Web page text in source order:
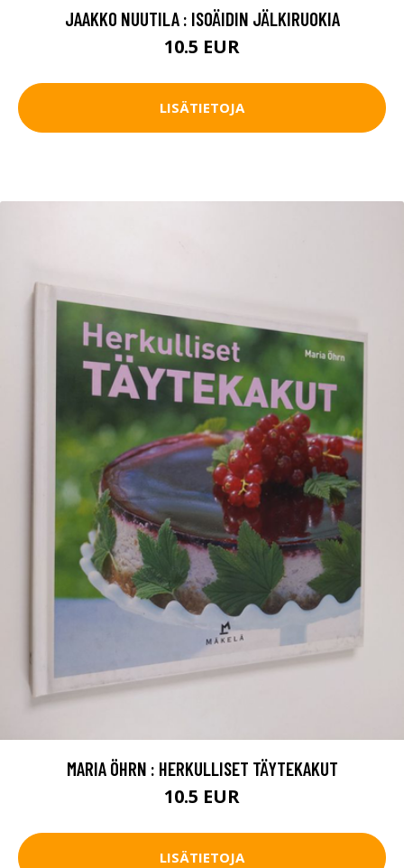
JAAKKO NUUTILA : ISOÄIDIN JÄLKIRUOKIA
10.5 EUR
LISÄTIETOJA
MARIA ÖHRN : HERKULLISET TÄYTEKAKUT
10.5 EUR
LISÄTIETOJA